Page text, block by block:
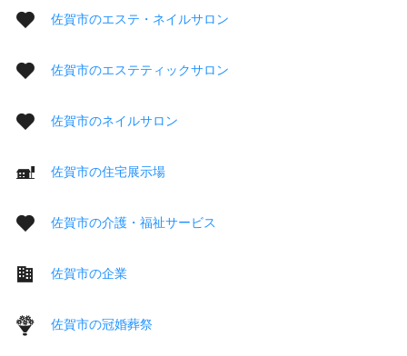
佐賀市のエステ・ネイルサロン
佐賀市のエステティックサロン
佐賀市のネイルサロン
佐賀市の住宅展示場
佐賀市の介護・福祉サービス
佐賀市の企業
佐賀市の冠婚葬祭